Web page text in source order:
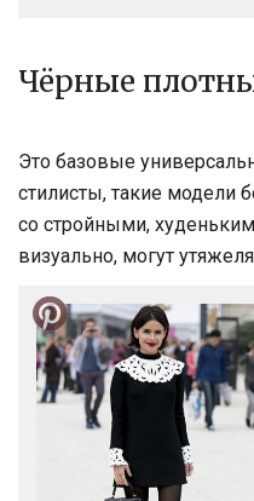
Чёрные
Это базовые
стилисты, такие модели
со стройными,
визуально, могут